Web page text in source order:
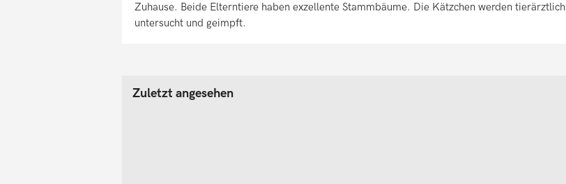
Zuhause. Beide Elterntiere haben exzellente Stammbäume. Die Kätzchen werden tierärztlich
untersucht und geimpft.
Zuletzt angesehen